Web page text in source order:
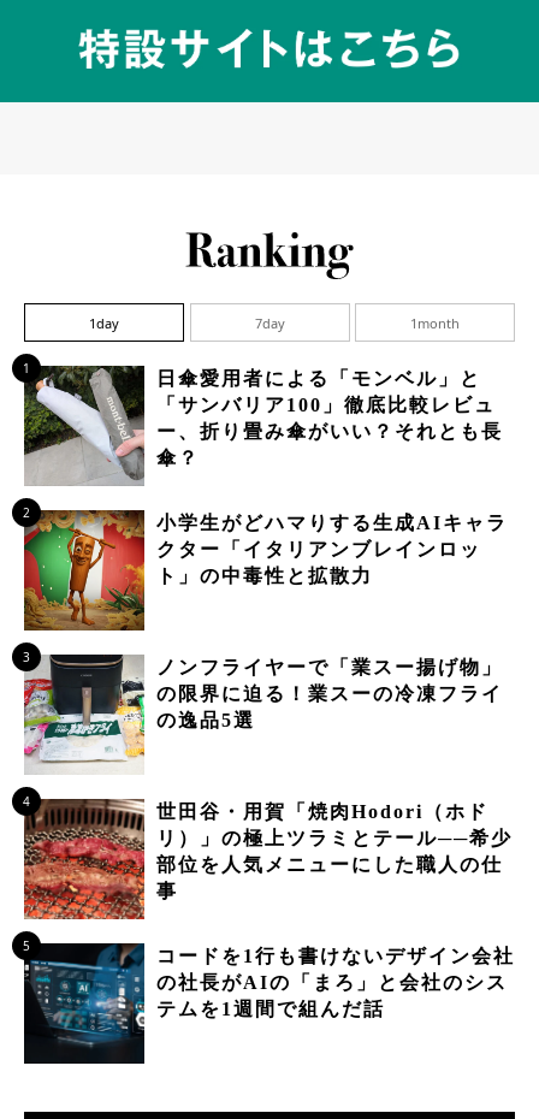
1day 7day 1month
1
日傘愛用者による「モンベル」と
「サンバリア100」徹底比較レビュ
ー、折り畳み傘がいい？それとも長
傘？
2
小学生がどハマりする生成AIキャラ
クター「イタリアンブレインロッ
ト」の中毒性と拡散力
3
ノンフライヤーで「業スー揚げ物」
の限界に迫る！業スーの冷凍フライ
の逸品5選
4
世田谷・用賀「焼肉Hodori（ホド
リ）」の極上ツラミとテール──希少
部位を人気メニューにした職人の仕
事
5
コードを1行も書けないデザイン会社
の社長がAIの「まろ」と会社のシス
テムを1週間で組んだ話